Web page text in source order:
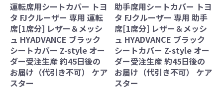
運転席用シートカバー トヨ
タ FJクルーザー 専用 運転
席[1席分] レザー＆メッシ
ュ HYADVANCE ブラック
シートカバー Z-style オー
ダー受注生産 約45日後の
お届け（代引き不可） ケア
スター
助手席用シートカバー トヨ
タ FJクルーザー 専用 助手
席[1席分] レザー＆メッシ
ュ HYADVANCE ブラック
シートカバー Z-style オー
ダー受注生産 約45日後の
お届け（代引き不可） ケア
スター